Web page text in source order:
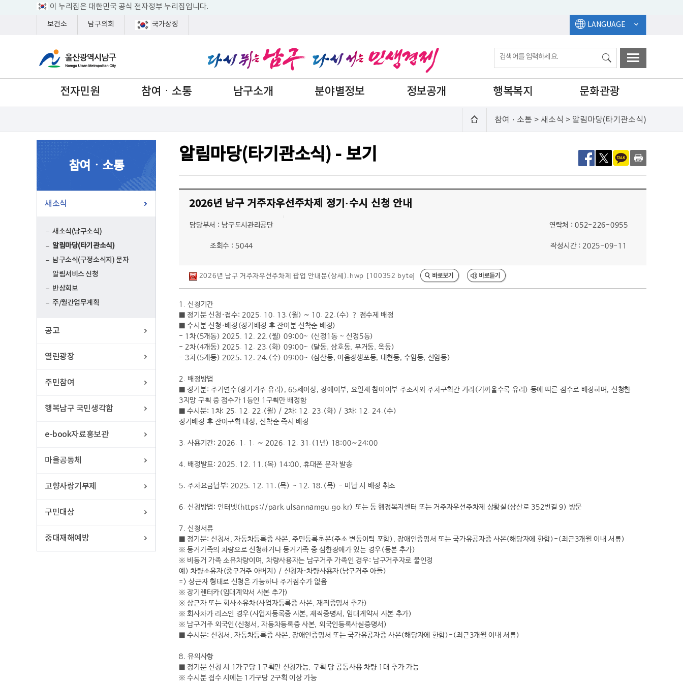
이 누리집은 대한민국 공식 전자정부 누리집입니다.
보건소 남구의회 국가상징 LANGUAGE
전자민원 참여ㆍ소통 남구소개 분야별정보 정보공개 행복복지 문화관광
참여ㆍ소통 > 새소식 > 알림마당(타기관소식)
참여ㆍ소통
새소식
새소식(남구소식)
알림마당(타기관소식)
남구소식(구정소식지) 문자
알림서비스 신청
반상회보
주/월간업무계획
공고
열린광장
주민참여
행복남구 국민생각함
e-book자료홍보관
마을공동체
고향사랑기부제
구민대상
중대재해예방
알림마당(타기관소식) - 보기
2026년 남구 거주자우선주차제 정기·수시 신청 안내
담당부서 : 남구도시관리공단 연락처 : 052-226-0955
조회수 : 5044 작성시간 : 2025-09-11
2026년 남구 거주자우선주차제 팝업 안내문(상세).hwp [100352 byte]
1. 신청기간
■ 정기분 신청·접수: 2025. 10. 13.(월) ∼ 10. 22.(수) ？ 점수제 배정
■ 수시분 신청·배정(정기배정 후 잔여분 선착순 배정)
- 1차(5개동) 2025. 12. 22.(월) 09:00~ (신정1동 ~ 신정5동)
- 2차(4개동) 2025. 12. 23.(화) 09:00~ (달동, 삼호동, 무거동, 옥동)
- 3차(5개동) 2025. 12. 24.(수) 09:00~ (삼산동, 야음장생포동, 대현동, 수암동, 선암동)
2. 배정방법
■ 정기분: 주거연수(장기거주 유리), 65세이상, 장애여부, 요일제 참여여부 주소지와 주차구획간 거리(가까울수록 유리) 등에 따른 점수로 배정하며, 신청한
3지망 구획 중 점수가 1등인 1구획만 배정함
■ 수시분: 1차: 25. 12. 22.(월) / 2차: 12. 23.(화) / 3차: 12. 24.(수)
정기배정 후 잔여구획 대상, 선착순 즉시 배정
3. 사용기간: 2026. 1. 1. ∼ 2026. 12. 31.(1년) 18:00∼24:00
4. 배정발표: 2025. 12. 11.(목) 14:00, 휴대폰 문자 발송
5. 주차요금납부: 2025. 12. 11.(목) ~ 12. 18.(목) - 미납 시 배정 취소
6. 신청방법: 인터넷(https://park.ulsannamgu.go.kr) 또는 동 행정복지센터 또는 거주자우선주차제 상황실(삼산로 352번길 9) 방문
7. 신청서류
■ 정기분: 신청서, 자동차등록증 사본, 주민등록초본(주소 변동이력 포함), 장애인증명서 또는 국가유공자증 사본(해당자에 한함)-(최근3개월 이내 서류)
※ 동거가족의 차량으로 신청하거나 동거가족 중 심한장애가 있는 경우(등본 추가)
※ 비동거 가족 소유차량이며, 차량사용자는 남구거주 가족인 경우: 남구거주자로 불인정
예) 차량소유자(중구거주 아버지) / 신청자·차량사용자(남구거주 아들)
=> 상근자 형태로 신청은 가능하나 주거점수가 없음
※ 장기렌터카(임대계약서 사본 추가)
※ 상근자 또는 회사소유차(사업자등록증 사본, 재직증명서 추가)
※ 회사차가 리스인 경우(사업자등록증 사본, 재직증명서, 임대계약서 사본 추가)
※ 남구거주 외국인(신청서, 자동차등록증 사본, 외국인등록사실증명서)
■ 수시분: 신청서, 자동차등록증 사본, 장애인증명서 또는 국가유공자증 사본(해당자에 한함)-(최근3개월 이내 서류)
8. 유의사항
■ 정기분 신청 시 1가구당 1구획만 신청가능, 구획 당 공동사용 차량 1대 추가 가능
※ 수시분 접수 시에는 1가구당 2구획 이상 가능